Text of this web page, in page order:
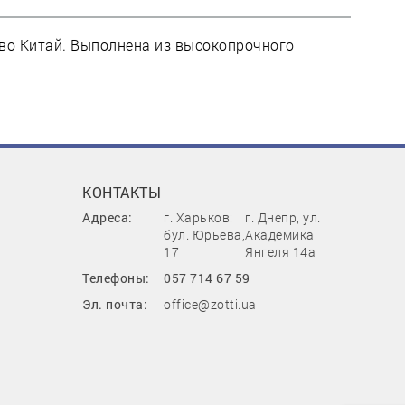
Китай. Выполнена из высокопрочного
КОНТАКТЫ
Адреса:
г. Харьков:
бул. Юрьева,
17
г. Днепр, ул.
Академика
Янгеля 14а
Телефоны:
057 714 67 59
Эл. почта:
office@zotti.ua